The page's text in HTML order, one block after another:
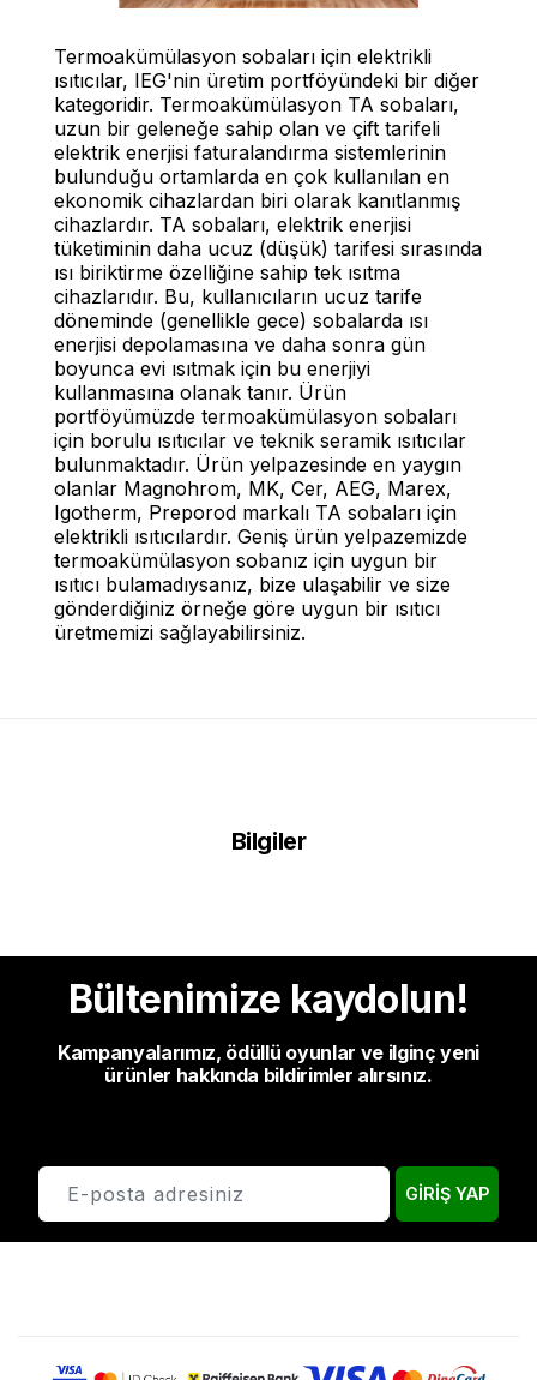
Termoakümülasyon sobaları için elektrikli
ısıtıcılar, IEG'nin üretim portföyündeki bir diğer
kategoridir. Termoakümülasyon TA sobaları,
uzun bir geleneğe sahip olan ve çift tarifeli
elektrik enerjisi faturalandırma sistemlerinin
bulunduğu ortamlarda en çok kullanılan en
ekonomik cihazlardan biri olarak kanıtlanmış
cihazlardır. TA sobaları, elektrik enerjisi
tüketiminin daha ucuz (düşük) tarifesi sırasında
ısı biriktirme özelliğine sahip tek ısıtma
cihazlarıdır. Bu, kullanıcıların ucuz tarife
döneminde (genellikle gece) sobalarda ısı
enerjisi depolamasına ve daha sonra gün
boyunca evi ısıtmak için bu enerjiyi
kullanmasına olanak tanır. Ürün
portföyümüzde termoakümülasyon sobaları
için borulu ısıtıcılar ve teknik seramik ısıtıcılar
bulunmaktadır. Ürün yelpazesinde en yaygın
olanlar Magnohrom, MK, Cer, AEG, Marex,
Igotherm, Preporod markalı TA sobaları için
elektrikli ısıtıcılardır. Geniş ürün yelpazemizde
termoakümülasyon sobanız için uygun bir
ısıtıcı bulamadıysanız, bize ulaşabilir ve size
gönderdiğiniz örneğe göre uygun bir ısıtıcı
üretmemizi sağlayabilirsiniz.
Bilgiler
Bültenimize kaydolun!
Kampanyalarımız, ödüllü oyunlar ve ilginç yeni
ürünler hakkında bildirimler alırsınız.
GIRIŞ YAP